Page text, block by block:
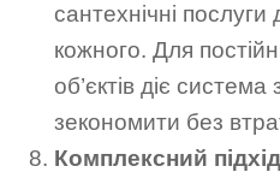
сантехнічні
кожного. Для
об’єктів діє
зекономити без
Комплексний підхід